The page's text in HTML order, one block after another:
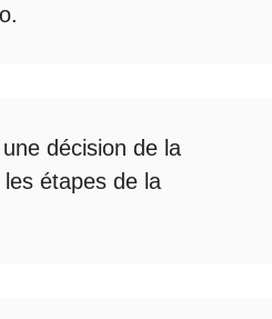
.
décision de la
étapes de la